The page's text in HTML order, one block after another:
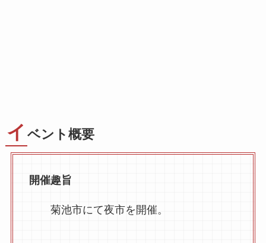
イ ベント概要
開催趣旨
菊池市にて夜市を開催。